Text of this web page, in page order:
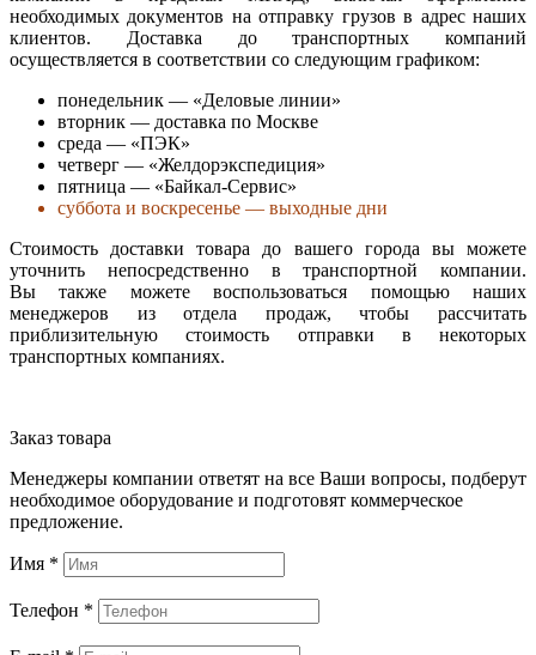
необходимых документов на отправку грузов в адрес наших
клиентов. Доставка до транспортных компаний
осуществляется в соответствии со следующим графиком:
понедельник — «Деловые линии»
вторник — доставка по Москве
среда — «ПЭК»
четверг — «Желдорэкспедиция»
пятница — «Байкал-Сервис»
суббота и воскресенье — выходные дни
Стоимость доставки товара до вашего города вы можете
уточнить непосредственно в транспортной компании.
Вы также можете воспользоваться помощью наших
менеджеров из отдела продаж, чтобы рассчитать
приблизительную стоимость отправки в некоторых
транспортных компаниях.
Заказ товара
Менеджеры компании ответят на все Ваши вопросы, подберут
необходимое оборудование и подготовят коммерческое
предложение.
Имя *
Телефон *